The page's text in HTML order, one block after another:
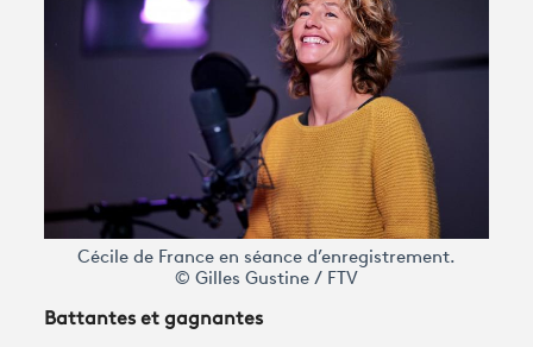
Cécile de France en séance d’enregistrement.
© Gilles Gustine / FTV
Battantes et gagnantes